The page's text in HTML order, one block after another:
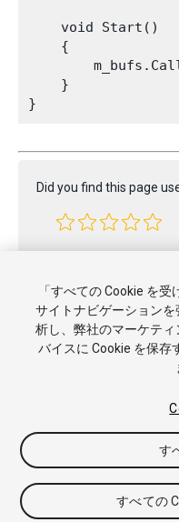
    void Start()
    {
    }
Did you find this page
Copyright © 2020 Unity
チュートリアル
ッキー
私の個人情報を販
Cookie 優先設定
「すべての Cookie を
サイトナビゲーション
析し、弊社のマーケテ
バイスに Cookie を保存
す
すべての